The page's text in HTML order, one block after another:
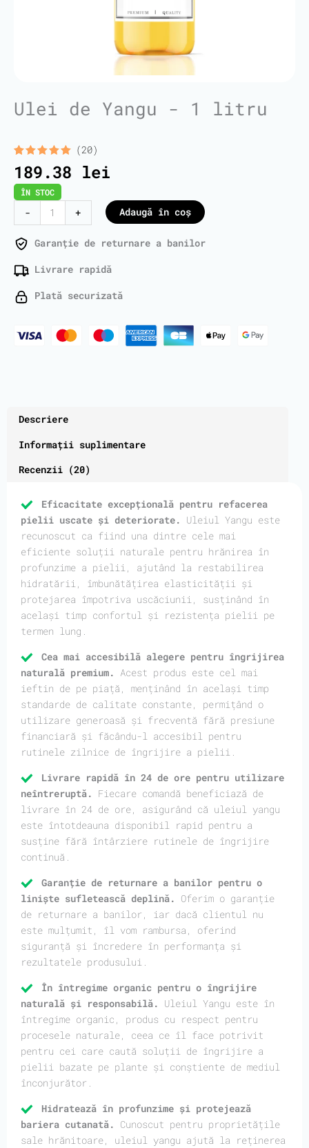
Ulei de Yangu - 1 litru
Evaluat la
5.00din 5
pe baza a
20
de evaluări
de la
clienți
(20)
189.38 lei
ÎN STOC
-
Cantitate
Yangu
Oil
1
+ Adaugă în coș
Garanție de returnare a banilor
Livrare rapidă
Plată securizată
Descriere
Informații suplimentare
Recenzii (20)
Eficacitate excepțională pentru refacerea
pielii uscate și deteriorate. Uleiul Yangu este
recunoscut ca fiind una dintre cele mai
eficiente soluții naturale pentru hrănirea în
profunzime a pielii, ajutând la restabilirea
hidratării, îmbunătățirea elasticității și
protejarea împotriva uscăciunii, susținând în
același timp confortul și rezistența pielii pe
termen lung.
Cea mai accesibilă alegere pentru îngrijirea
naturală premium. Acest produs este cel mai
ieftin de pe piață, menținând în același timp
standarde de calitate constante, permițând o
utilizare generoasă și frecventă fără presiune
financiară și făcându-l accesibil pentru
rutinele zilnice de îngrijire a pielii.
Livrare rapidă în 24 de ore pentru utilizare
neîntreruptă. Fiecare comandă beneficiază de
livrare în 24 de ore, asigurând că uleiul yangu
este întotdeauna disponibil rapid pentru a
susține fără întârziere rutinele de îngrijire
continuă.
Garanție de returnare a banilor pentru o
liniște sufletească deplină. Oferim o garanție
de returnare a banilor, iar dacă clientul nu
este mulțumit, îl vom rambursa, oferind
siguranță și încredere în performanța și
rezultatele produsului.
În întregime organic pentru o îngrijire
naturală și responsabilă. Uleiul Yangu este în
întregime organic, produs cu respect pentru
procesele naturale, ceea ce îl face potrivit
pentru cei care caută soluții de îngrijire a
pielii bazate pe plante și conștiente de mediul
înconjurător.
Hidratează în profunzime și protejează
bariera cutanată. Cunoscut pentru proprietățile
sale hrănitoare, uleiul yangu ajută la reținerea